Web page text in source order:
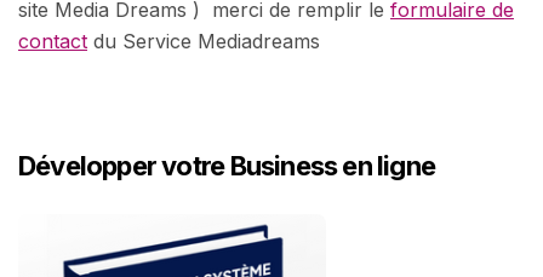
site Media Dreams ) merci de remplir le formulaire de
contact du Service Mediadreams
Développer votre Business en ligne